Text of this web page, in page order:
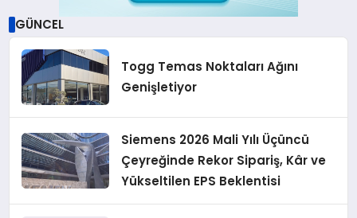
GÜNCEL
Togg Temas Noktaları Ağını
Genişletiyor
Siemens 2026 Mali Yılı Üçüncü
Çeyreğinde Rekor Sipariş, Kâr ve
Yükseltilen EPS Beklentisi